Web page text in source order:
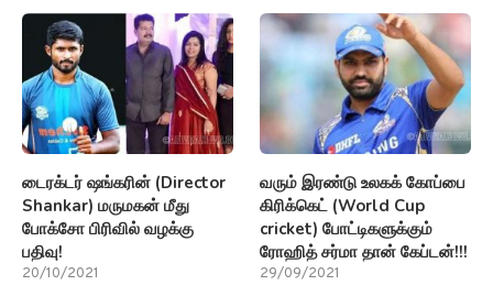
டைரக்டர் ஷங்கரின் (Director
Shankar) மருமகன் மீது
போக்சோ பிரிவில் வழக்கு
பதிவு!
20/10/2021
வரும் இரண்டு உலகக் கோப்பை
கிரிக்கெட் (World Cup
cricket) போட்டிகளுக்கும்
ரோஹித் சர்மா தான் கேப்டன்!!!
29/09/2021